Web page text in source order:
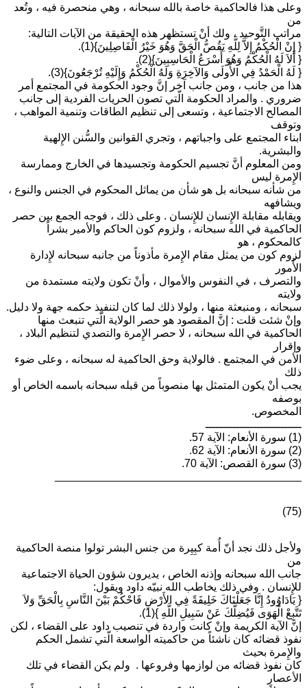
وعلى هذا فالحاكمية خاصة بالله سبحانه ، وهي منحصرة فيه ، وتُعد
من
مراتب التَّوحيد ، ولك أنْ تستظهر هذه الحقيقة من الآيات التالية:
{ إِنْ الْحُكْمُ إِلاَّ لِلَّهِ يَقُصُّ الْحَقَّ وَهُوَ خَيْرُ الْفَاصِلِينَ}(1).
{ أَلاَ لَهُ الْحُكْمُ وَهُوَ أَسْرَعُ الْحَاسِبِينَ}(2).
{ لَهُ الْحَمْدُ فِي الأُولَى وَالآخِرَةِ وَلَهُ الْحُكْمُ وَإِلَيْهِ تُرْجَعُونَ}(3).
هذا من جانب ، ومن جانب آخر إنَّ وجود الحكومة في المجتمع أمر
ضروري . والمراد الحكومة الّتي تصون الحريات الفردية إلى جانب
المصالح الاجتماعية ، وتسعى إلى تنظيم الطاقات وتنمية المواهب ،
وتوقف
ابناء المجتمع على واجباتهم ، وتجري القوانين والسُّنن الإِلهية
والبشرية.
ومن المعلوم أنَّ تجسيم الحكومة وتجسيدها في الخارج وممارسة
الإِمرة ليس
من شأنه سبحانه بل هو شأن من يماثل المحكوم في الجنس والنوع ،
ويشافهه
ويقابله مقابلة الإِنسان للإِنسان . وعلى ذلك ، فوجه الجمع بين حصر
الحاكمية في الله سبحانه ، ولزوم كون الحاكم والأمير بشراً
كالمحكوم ، هو
لزوم كون من يمثل مقام الإِمرة مأذوناً من جانبه سبحانه لإِدارة
الأُمور
والتصرف ، في النفوس والأموال ، وأنْ تكون ولايته مستمدة من
ولايته
سبحانه ، ومنبعثة منها ، ولولا ذلك لما كان لتنفيذ حكمه جهة ولا دليل.
وإنْ شئت قلت : إنَّ المقصود هو حصر الولاية الّتي تنبعث منها
الحاكمية في الله سبحانه ، لا حصر الإِمرة والتصدي لتنظيم البلاد ،
وإقرار
الأمن في المجتمع . فالولاية وحق الحاكمية له سبحانه ، وعلى ضوء
ذلك
يجب أنْ يكون المتمثل بها منصوباً من قبله سبحانه باسمه الخاص أو
بوصفه
المخصوص.
ــــــــــــــــــــــــــــ
(1) سورة الأنعام: الآية 57.
(2) سورة الأنعام: الآية 62.
(3) سورة القصص: الآية 70.
(75)
ولأجل ذلك نجد أنّ أُمة كبِيِرة من جنس البشر تولوا منصة الحاكمية
من
جانب الله سبحانه وإذنه الخاص ، يديرون شؤون الحياة الاجتماعية
للإِنسان . وفي ذلك يخاطب الله نبيّه داود ويقول:
{ يَادَاوُودُ إِنَّا جَعَلْنَاكَ خَلِيفَةً فِي الأَرْضِ فَاحْكُمْ بَيْنَ النَّاسِ بِالْحَقِّ وَلاَ
تَتَّبِعْ الْهَوَى فَيُضِلَّكَ عَنْ سَبِيلِ اللَّهِ }(1).
إنَّ الآية الكريمة وإنْ كانت واردة في تنصيب داود على القضاء ، لكن
نفوذ قضائه كان ناشئاً من حاكميته الواسعة الّتي تشمل الحكم
والإِمرة بحيث
كان نفوذ قضائه من لوازمها وفروعها . ولم يكن القضاء في تلك
الأعصار